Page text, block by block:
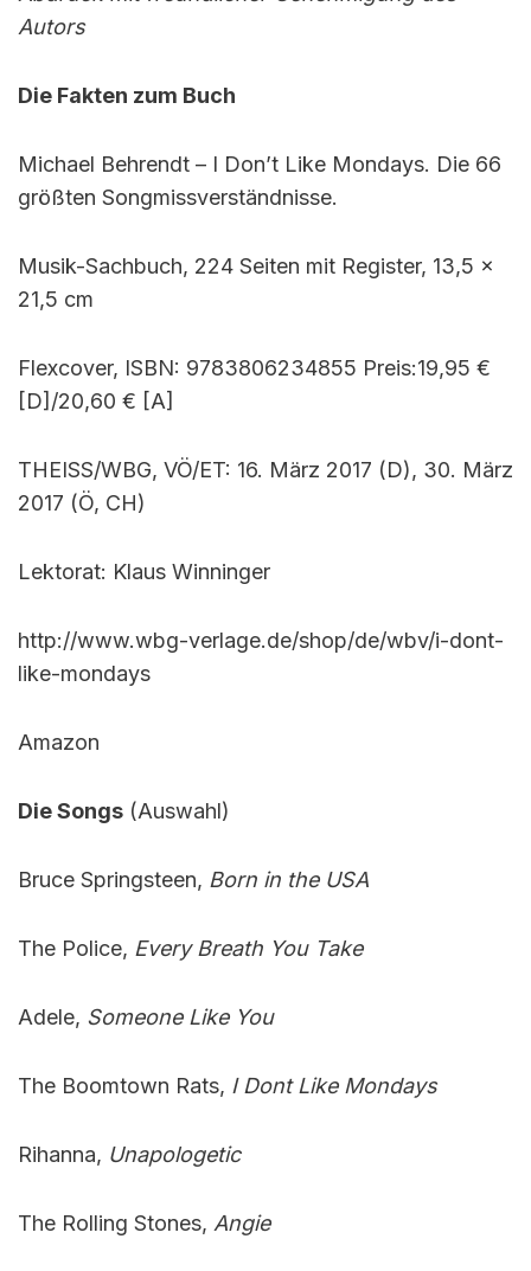
Autors
Die Fakten zum Buch
Michael Behrendt – I Don’t Like Mondays. Die 66
größten Songmissverständnisse.
Musik-Sachbuch, 224 Seiten mit Register, 13,5 x
21,5 cm
Flexcover, ISBN: 9783806234855 Preis:19,95 €
[D]/20,60 € [A]
THEISS/WBG, VÖ/ET: 16. März 2017 (D), 30. März
2017 (Ö, CH)
Lektorat: Klaus Winninger
http://www.wbg-verlage.de/shop/de/wbv/i-dont-
like-mondays
Amazon
Die Songs (Auswahl)
Bruce Springsteen, Born in the USA
The Police, Every Breath You Take
Adele, Someone Like You
The Boomtown Rats, I Dont Like Mondays
Rihanna, Unapologetic
The Rolling Stones, Angie